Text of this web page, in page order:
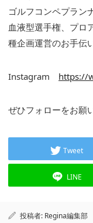
ゴルフコンペプラン
血液型選手権、プロ
種企画運営のお手伝
Instagram https://
ぜひフォローをお願
Tweet
LINE
投稿者: Regina編集部